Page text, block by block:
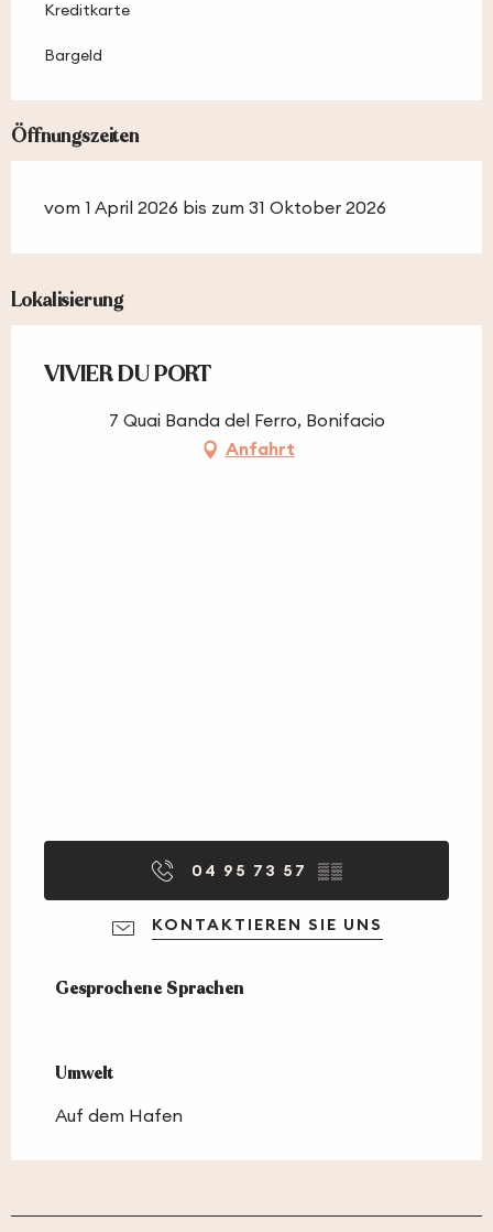
Kreditkarte
Bargeld
Öffnungszeiten
vom 1 April 2026 bis zum 31 Oktober 2026
Lokalisierung
VIVIER DU PORT
7 Quai Banda del Ferro, Bonifacio
Anfahrt
04 95 73 57 ▒▒
KONTAKTIEREN SIE UNS
Gesprochene Sprachen
Gesprochene Sprachen
Umwelt
Umwelt
Auf dem Hafen